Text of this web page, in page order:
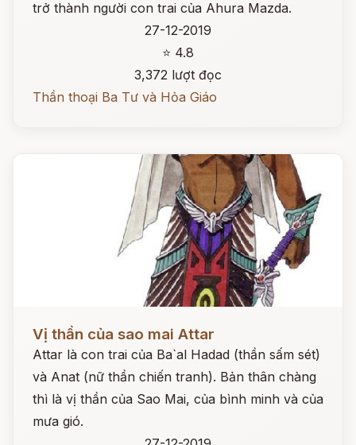
trở thành người con trai của Ahura Mazda.
27-12-2019
⭐ 4.8
3,372 lượt đọc
Thần thoại Ba Tư và Hỏa Giáo
Đọc ngay
Vị thần của sao mai Attar
Attar là con trai của Ba`al Hadad (thần sấm sét)
và Anat (nữ thần chiến tranh). Bản thân chàng
thì là vị thần của Sao Mai, của bình minh và của
mưa gió.